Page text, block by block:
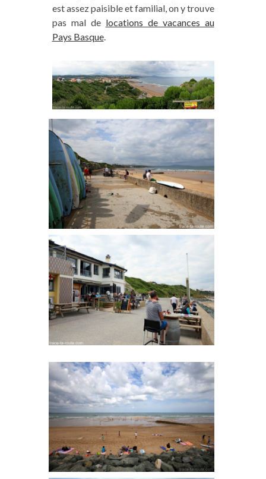
est assez paisible et familial, on y trouve
pas mal de locations de vacances au
Pays Basque.